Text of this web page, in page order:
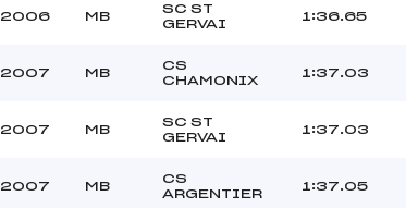
2006 MB
SC ST
GERVAI
1:36.65
2007 MB
CS
CHAMONIX
1:37.03
2007 MB
SC ST
GERVAI
1:37.03
2007 MB
CS
ARGENTIER
1:37.05